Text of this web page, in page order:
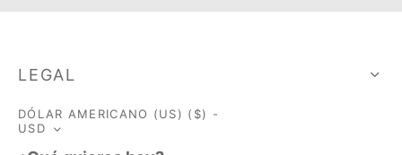
LEGAL
DÓLAR AMERICANO (US) ($) -
USD